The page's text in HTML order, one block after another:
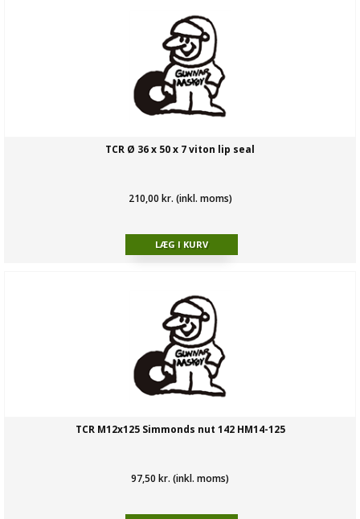
TCR Ø 36 x 50 x 7 viton lip seal
210,00 kr. (inkl. moms)
TCR M12x125 Simmonds nut 142 HM14-125
97,50 kr. (inkl. moms)